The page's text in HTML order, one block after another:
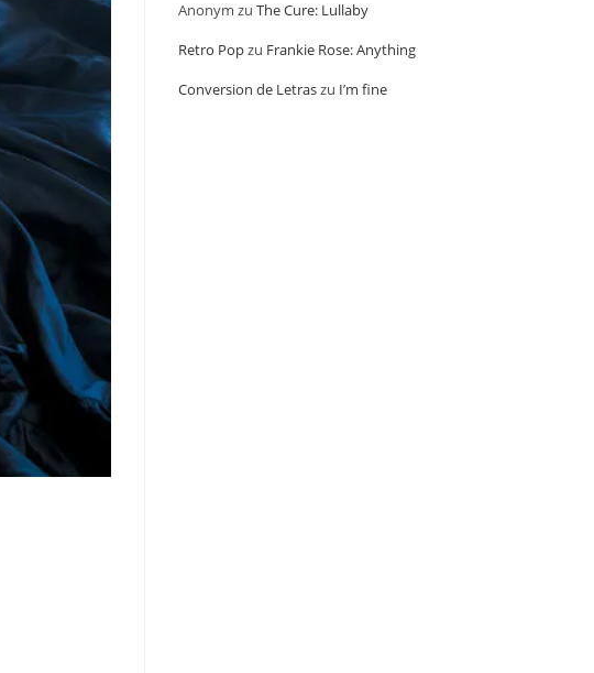
Anonym zu The Cure: Lullaby
Retro Popzu Frankie Rose: Anything
Conversion de Letraszu I’m fine